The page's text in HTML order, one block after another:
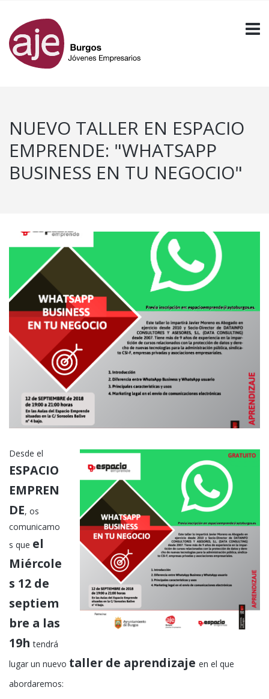
NUEVO TALLER EN ESPACIO
EMPRENDE: "WHATSAPP
BUSINESS EN TU NEGOCIO"
Desde el
ESPACIO
EMPREN
DE, os
comunicamo
s que el
Miércole
s 12 de
septiem
bre a las
19htendrá
lugar un nuevo taller de aprendizaje en el que
abordaremos: